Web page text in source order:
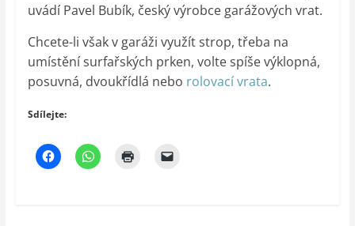
uvádí Pavel Bubík, český výrobce garážových vrat.
Chcete-li však v garáži využít strop, třeba na
umístění surfařských prken, volte spíše výklopná,
posuvná, dvoukřídlá nebo rolovací vrata.
Sdílejte: